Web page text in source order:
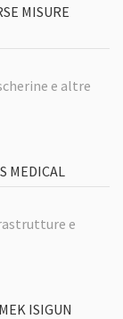
MISURE
e altre
MEDICAL
e
ISIGUN